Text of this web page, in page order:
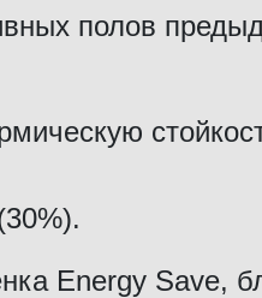
полов
Energy Save,